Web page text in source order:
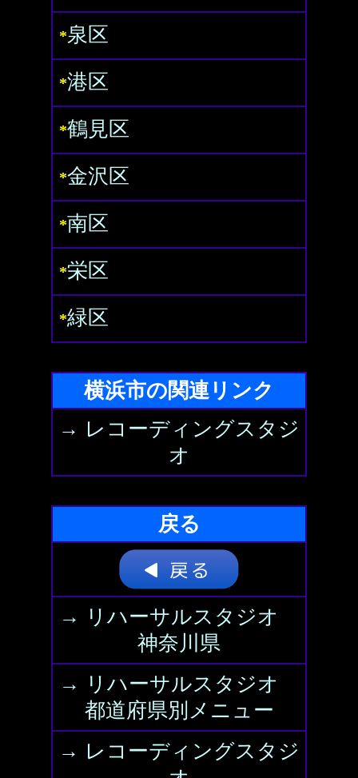
*泉区
*港区
*鶴見区
*金沢区
*南区
*栄区
*緑区
横浜市の関連リンク
→ レコーディングスタジ
オ
戻る
→ リハーサルスタジオ
神奈川県
→ リハーサルスタジオ
都道府県別メニュー
→ レコーディングスタジ